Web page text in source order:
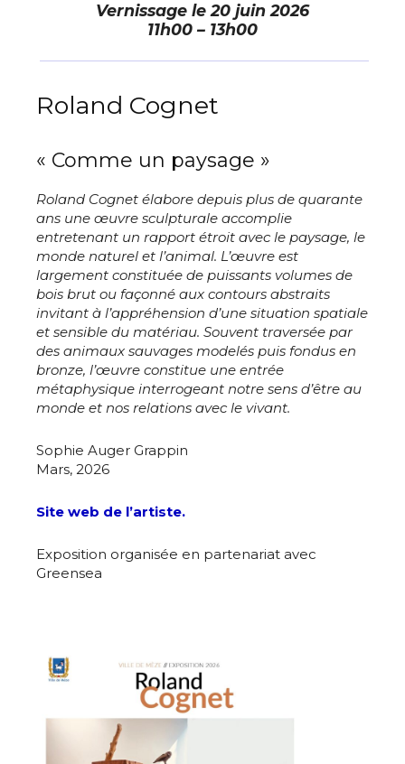
Vernissage le20 juin 2026
11h00 – 13h00
Roland Cognet
« Comme un paysage »
Roland Cognet élabore depuis plus de quarante
ans une œuvre sculpturale accomplie
entretenant un rapport étroit avec le paysage, le
monde naturel et l’animal. L’œuvre est
largement constituée de puissants volumes de
bois brut ou façonné aux contours abstraits
invitant à l’appréhension d’une situation spatiale
et sensible du matériau. Souvent traversée par
des animaux sauvages modelés puis fondus en
bronze, l’œuvre constitue une entrée
métaphysique interrogeant notre sens d’être au
monde et nos relations avec le vivant.
Sophie Auger Grappin
Mars, 2026
Site web de l’artiste.
Exposition organisée en partenariat avec
Greensea